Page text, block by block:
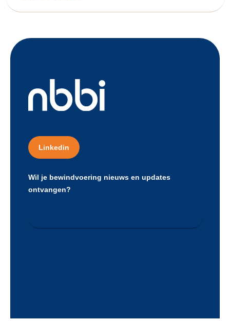
Linkedin
Wil je bewindvoering nieuws en updates
ontvangen?